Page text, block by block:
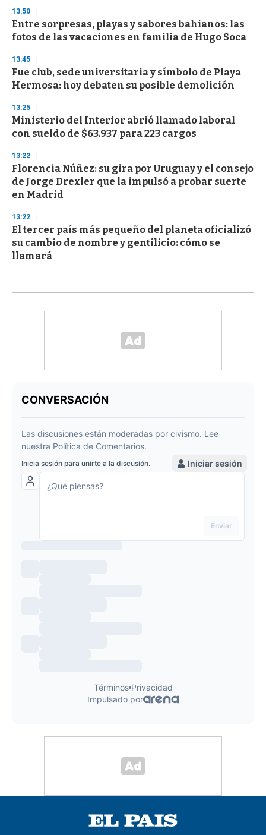
13:50
Entre sorpresas, playas y sabores bahianos: las
fotos de las vacaciones en familia de Hugo Soca
13:45
Fue club, sede universitaria y símbolo de Playa
Hermosa: hoy debaten su posible demolición
13:25
Ministerio del Interior abrió llamado laboral
con sueldo de $63.937 para 223 cargos
13:22
Florencia Núñez: su gira por Uruguay y el consejo
de Jorge Drexler que la impulsó a probar suerte
en Madrid
13:22
El tercer país más pequeño del planeta oficializó
su cambio de nombre y gentilicio: cómo se
llamará